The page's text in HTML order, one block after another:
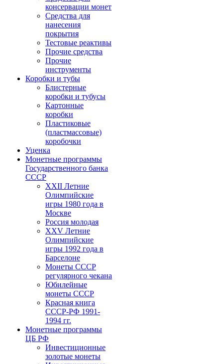
консервации монет
Средства для
нанесения
покрытия
Тестовые реактивы
Прочие средства
Прочие
инструменты
Коробки и тубы
Блистерные
коробки и тубусы
Картонные
коробки
Пластиковые
(пластмассовые)
коробочки
Уценка
Монетные программы
Государственного банка
СССР
XXII Летние
Олимпийские
игры 1980 года в
Москве
Россия молодая
XXV Летние
Олимпийские
игры 1992 года в
Барселоне
Монеты СССР
регулярного чекана
Юбилейные
монеты СССР
Красная книга
СССР-РФ 1991-
1994 гг.
Монетные программы
ЦБ РФ
Инвестиционные
золотые монеты